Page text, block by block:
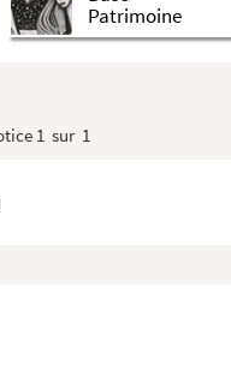
Patrimoine
1 sur 1
; à l'horizon, vue s...